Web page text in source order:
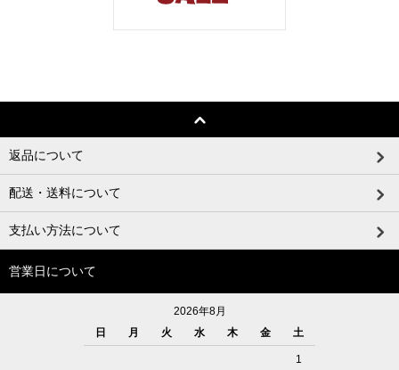
返品について
配送・送料について
支払い方法について
営業日について
2026年8月
日
月 火 水 木 金 土
1